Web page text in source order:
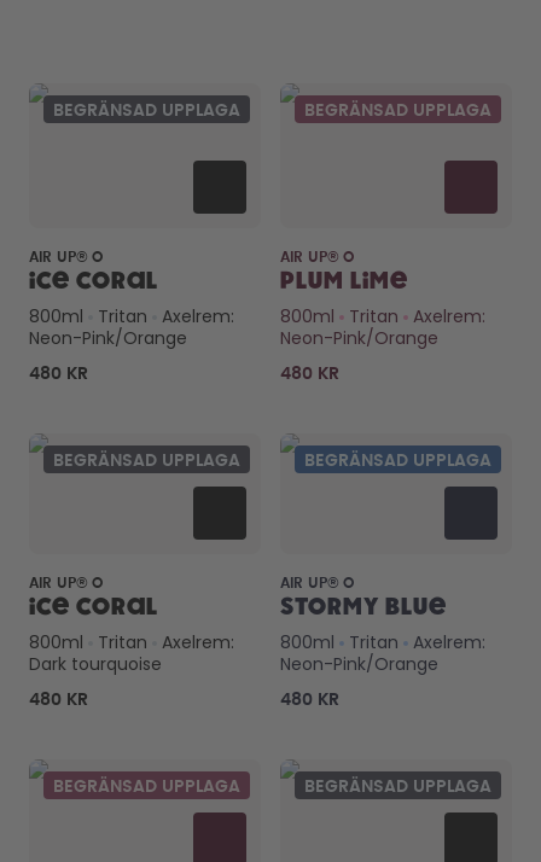
BEGRÄNSAD UPPLAGA
AIR UP® O
Ice Coral
800ml
Tritan
Axelrem:
Neon-Pink/Orange
480 KR
BEGRÄNSAD UPPLAGA
AIR UP® O
Plum Lime
800ml
Tritan
Axelrem:
Neon-Pink/Orange
480 KR
BEGRÄNSAD UPPLAGA
AIR UP® O
Ice Coral
800ml
Tritan
Axelrem:
Dark tourquoise
480 KR
BEGRÄNSAD UPPLAGA
AIR UP® O
Stormy Blue
800ml
Tritan
Axelrem:
Neon-Pink/Orange
480 KR
BEGRÄNSAD UPPLAGA BEGRÄNSAD UPPLAGA